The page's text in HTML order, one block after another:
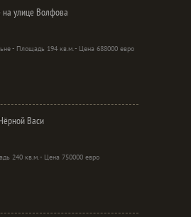
улице Волфова
- Площадь 194 кв.м. - Цена 688000 евро
Васи
240 кв.м. - Цена 750000 евро